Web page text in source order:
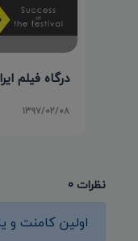
درگاه فیلم
۱۳۹۷/۰۲/۰۸
نظرات 0
اولین کامنت و